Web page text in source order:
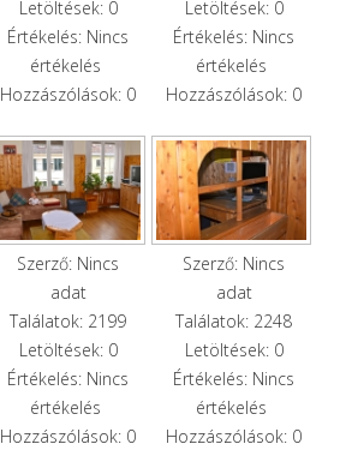
Letöltések: 0
Értékelés: Nincs
értékelés
Hozzászólások: 0
Letöltések: 0
Értékelés: Nincs
értékelés
Hozzászólások: 0
Szerző: Nincs
adat
Találatok: 2199
Letöltések: 0
Értékelés: Nincs
értékelés
Hozzászólások: 0
Szerző: Nincs
adat
Találatok: 2248
Letöltések: 0
Értékelés: Nincs
értékelés
Hozzászólások: 0